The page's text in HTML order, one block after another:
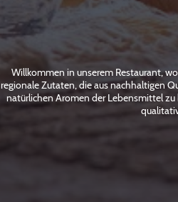
Willkommen in unserem Restaurant,
regionale Zutaten, die aus nachhaltigen
natürlichen Aromen der Lebensmittel zu